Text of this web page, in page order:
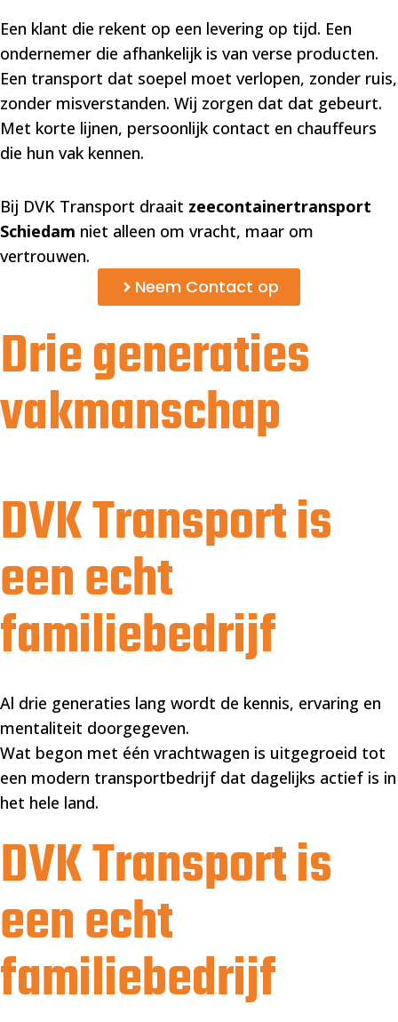
Een klant die rekent op een levering op tijd. Een
ondernemer die afhankelijk is van verse producten.
Een transport dat soepel moet verlopen, zonder ruis,
zonder misverstanden. Wij zorgen dat dat gebeurt.
Met korte lijnen, persoonlijk contact en chauffeurs
die hun vak kennen.
Bij DVK Transport draait zeecontainertransport
Schiedam niet alleen om vracht, maar om
vertrouwen.
Neem Contact op
Drie generaties
vakmanschap
DVK Transport is
een echt
familiebedrijf
Al drie generaties lang wordt de kennis, ervaring en
mentaliteit doorgegeven.
Wat begon met één vrachtwagen is uitgegroeid tot
een modern transportbedrijf dat dagelijks actief is in
het hele land.
DVK Transport is
een echt
familiebedrijf